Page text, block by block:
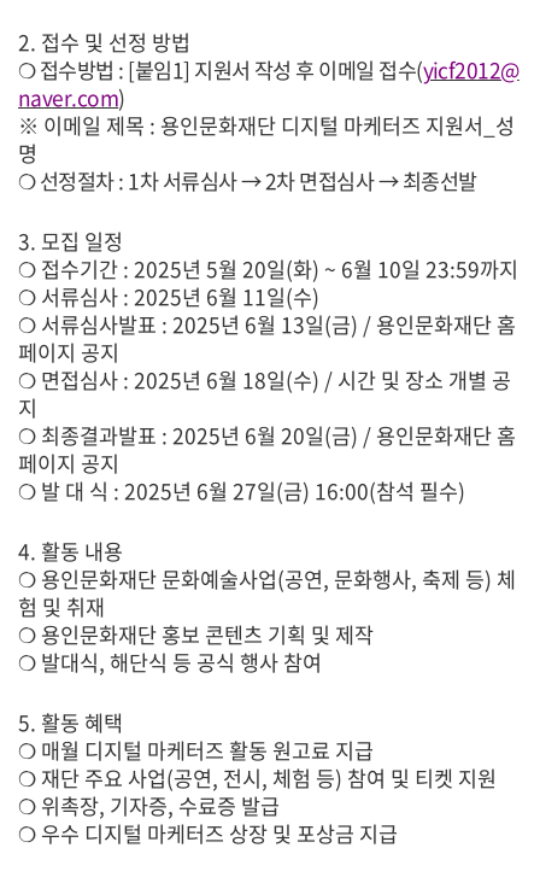
2. 접수 및 선정 방법
❍접수방법 : [붙임1] 지원서 작성 후 이메일 접수(yicf2012@
naver.com)
※ 이메일 제목 : 용인문화재단 디지털 마케터즈 지원서 성
명
❍선정절차: 1차 서류심사→2차 면접심사→최종선발
3. 모집 일정
❍접수기간: 2025년 5월 20일(화) ~ 6월 10일23:59까지
❍서류심사: 2025년 6월 11일(수)
❍서류심사발표 : 2025년 6월 13일(금) /용인문화재단 홈
페이지 공지
❍면접심사: 2025년 6월 18일(수) /시간 및 장소 개별 공
지
❍최종결과발표 : 2025년 6월 20일(금) /용인문화재단 홈
페이지 공지
❍발 대 식 : 2025년 6월 27일(금) 16:00(참석 필수)
4. 활동 내용
❍용인문화재단 문화예술사업(공연,문화행사, 축제 등) 체
험 및 취재
❍용인문화재단 홍보 콘텐츠 기획 및 제작
❍발대식, 해단식 등 공식 행사 참여
5. 활동 혜택
❍매월 디지털 마케터즈 활동 원고료 지급
❍재단 주요 사업(공연, 전시, 체험 등) 참여 및 티켓 지원
❍위촉장, 기자증, 수료증 발급
❍우수 디지털 마케터즈 상장 및 포상금 지급